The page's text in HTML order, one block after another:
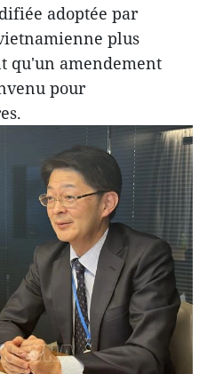
adoptée par
plus
qu'un amendement
pour